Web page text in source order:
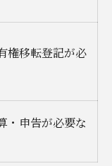
権移転登記が必
・申告が必要な